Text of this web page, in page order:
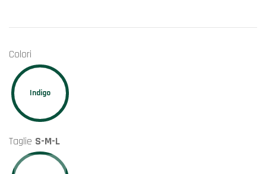
Colori
Indigo
Taglie S-M-L